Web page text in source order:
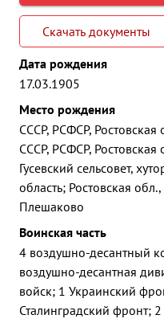
Скачать документы
Дата рождения
17.03.1905
Место рождения
СССР, РСФСР, Ростовская
СССР, РСФСР, Ростовская
Гусевский сельсовет,
область; Ростовская
Плешаково
Воинская часть
4 воздушно-десантный
воздушно-десантная
войск; 1 Украинский
Сталинградский фронт;